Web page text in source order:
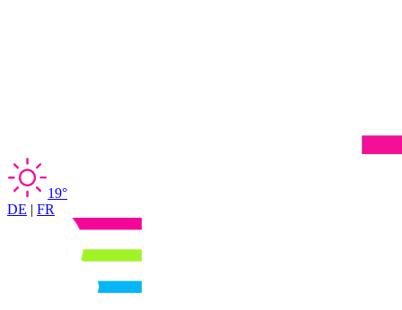
19°
DE | FR